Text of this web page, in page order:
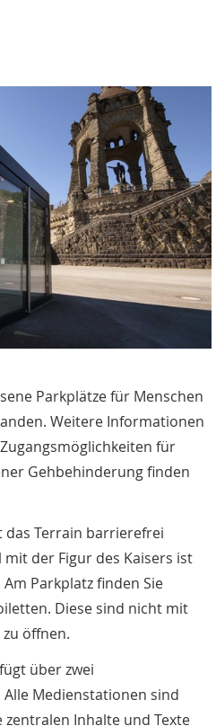
Parkplätze für Menschen
Weitere Informationen
für
Gehbehinderung finden
das Terrain barrierefrei
der Figur des Kaisers ist
Parkplatz finden Sie
Diese sind nicht mit
öffnen.
über zwei
Medienstationen sind
Inhalte und Texte